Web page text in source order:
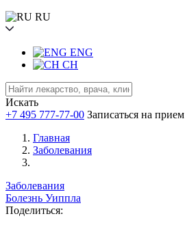
RU
ENG
CH
Искать
+7 495 777-77-00 Записаться на прием
Главная
Заболевания
Заболевания
Болезнь Уиппла
Поделиться: